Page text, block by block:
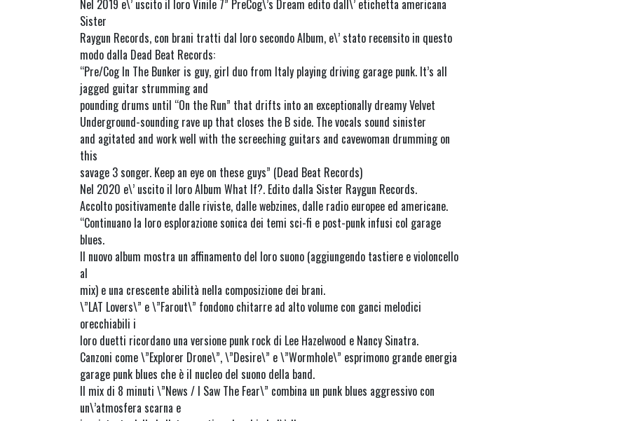
Nel 2019 e\’ uscito il loro Vinile 7” PreCog\’s Dream edito dall\’ etichetta americana
Sister
Raygun Records, con brani tratti dal loro secondo Album, e\’ stato recensito in questo
modo dalla Dead Beat Records:
“Pre/Cog In The Bunker is guy, girl duo from Italy playing driving garage punk. It’s all
jagged guitar strumming and
pounding drums until “On the Run” that drifts into an exceptionally dreamy Velvet
Underground-sounding rave up that closes the B side. The vocals sound sinister
and agitated and work well with the screeching guitars and cavewoman drumming on
this
savage 3 songer. Keep an eye on these guys” (Dead Beat Records)
Nel 2020 e\’ uscito il loro Album What If?. Edito dalla Sister Raygun Records.
Accolto positivamente dalle riviste, dalle webzines, dalle radio europee ed americane.
“Continuano la loro esplorazione sonica dei temi sci-fi e post-punk infusi col garage
blues.
Il nuovo album mostra un affinamento del loro suono (aggiungendo tastiere e violoncello
al
mix) e una crescente abilità nella composizione dei brani.
\”LAT Lovers\” e \”Farout\” fondono chitarre ad alto volume con ganci melodici
orecchiabili i
loro duetti ricordano una versione punk rock di Lee Hazelwood e Nancy Sinatra.
Canzoni come \”Explorer Drone\”, \”Desire\” e \”Wormhole\” esprimono grande energia
garage punk blues che è il nucleo del suono della band.
Il mix di 8 minuti \”News / I Saw The Fear\” combina un punk blues aggressivo con
un\’atmosfera scarna e